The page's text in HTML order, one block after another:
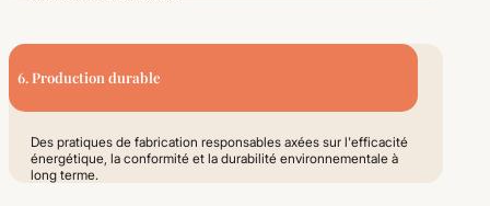
6. Production durable
Des pratiques de fabrication responsables axées sur l'efficacité
énergétique, la conformité et la durabilité environnementale à
long terme.